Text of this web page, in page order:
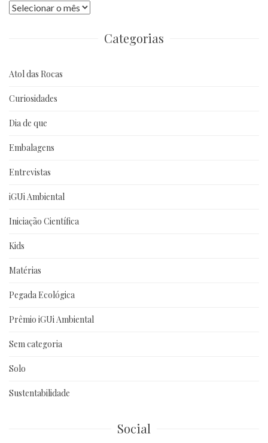
Publicações
Categorias
Atol das Rocas
Curiosidades
Dia de que
Embalagens
Entrevistas
iGUi Ambiental
Iniciação Científica
Kids
Matérias
Pegada Ecológica
Prêmio iGUi Ambiental
Sem categoria
Solo
Sustentabilidade
Social